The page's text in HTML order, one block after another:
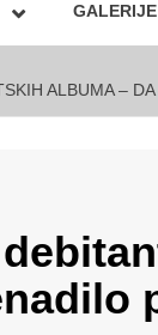
GALERIJE
ALBUMA –